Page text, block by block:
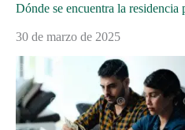
Dónde se encuentra la
30 de marzo de 2025